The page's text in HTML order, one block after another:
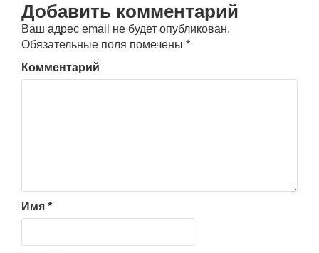
Добавить комментарий
Ваш адрес email не будет опубликован.
Обязательные поля помечены *
Комментарий
Имя *